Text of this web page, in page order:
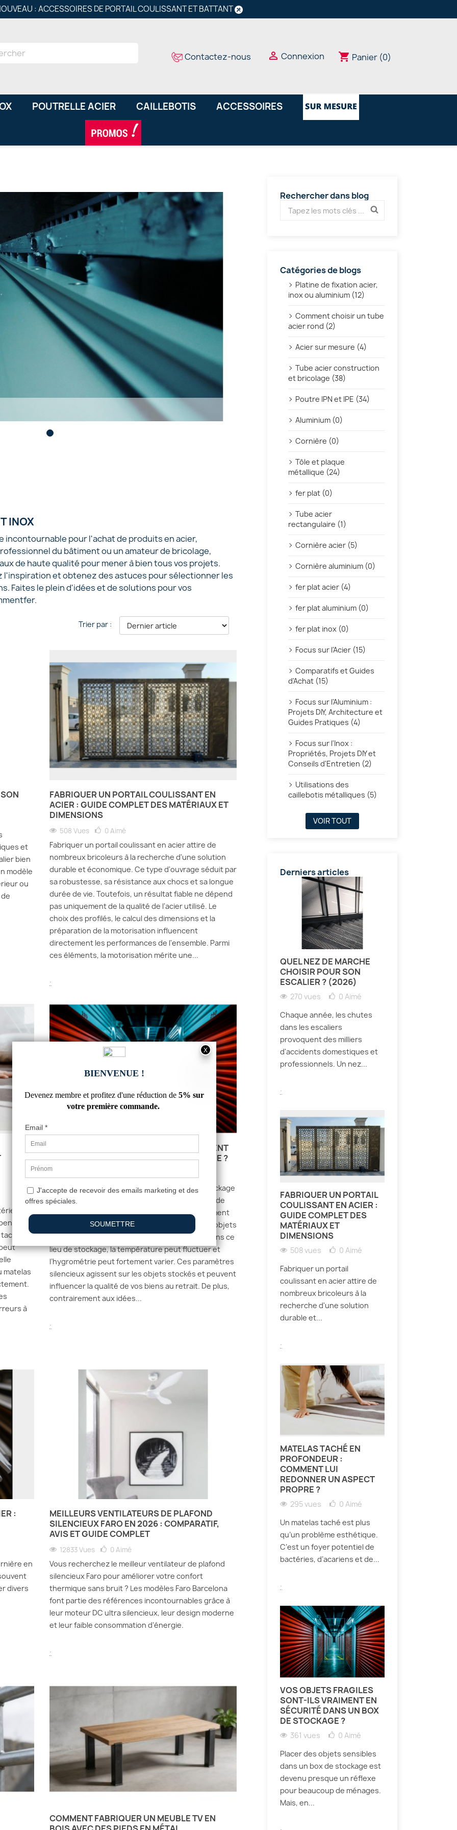
: ACCESSOIRES DE PORTAIL COULISSANT ET BATTANT
Contactez-nous  Connexion shopping_cart Panier (0)
POUTRELLE ACIER CAILLEBOTIS ACCESSOIRES
INOX
incontournable pour l'achat de produits en acier,
du bâtiment ou un amateur de bricolage,
de haute qualité pour mener à bien tous vos projets.
et obtenez des astuces pour sélectionner les
Faites le plein d'idées et de solutions pour vos
Trier par :
et
bien
modèle
ou
FABRIQUER UN PORTAIL COULISSANT EN
ACIER : GUIDE COMPLET DES MATÉRIAUX ET
DIMENSIONS
508 Vues 0 Aimé
Fabriquer un portail coulissant en acier attire de
nombreux bricoleurs à la recherche d'une solution
durable et économique. Ce type d'ouvrage séduit par
sa robustesse, sa résistance aux chocs et sa longue
durée de vie. Toutefois, un résultat fiable ne dépend
pas uniquement de la qualité de l'acier utilisé. Le
choix des profilés, le calcul des dimensions et la
préparation de la motorisation influencent
directement les performances de l'ensemble. Parmi
ces éléments, la motorisation mérite une...
matelas
à
VOS OBJETS FRAGILES SONT-ILS VRAIMENT
EN SÉCURITÉ DANS UN BOX DE STOCKAGE ?
Placer des objets sensibles dans un box de stockage
est devenu presque un réflexe pour beaucoup de
ménages. Mais, en réalité, il ne s’agit pas seulement
d’un simple choix logistique. Vous exposez vos objets
dans un environnement physique complexe. Dans ce
lieu de stockage, la température peut fluctuer et
l’hygrométrie peut fortement varier. Ces paramètres
silencieux agissent sur les objets stockés et peuvent
influencer la qualité de vos biens au retrait. De plus,
contrairement aux idées...
.
:
en
divers
MEILLEURS VENTILATEURS DE PLAFOND
SILENCIEUX FARO EN 2026 : COMPARATIF,
AVIS ET GUIDE COMPLET
12833 Vues 0 Aimé
Vous recherchez le meilleur ventilateur de plafond
silencieux Faro pour améliorer votre confort
thermique sans bruit ? Les modèles Faro Barcelona
font partie des références incontournables grâce à
leur moteur DC ultra silencieux, leur design moderne
et leur faible consommation d’énergie.
.
COMMENT FABRIQUER UN MEUBLE TV EN
Rechercher dans blog
Catégories de blogs
Platine de fixation acier,
inox ou aluminium (12)
Comment choisir un tube
acier rond (2)
Acier sur mesure (4)
Tube acier construction
et bricolage (38)
Poutre IPN et IPE (34)
Aluminium (0)
Cornière (0)
Tôle et plaque
métallique (24)
fer plat (0)
Tube acier
rectangulaire (1)
Cornière acier (5)
Cornière aluminium (0)
fer plat acier (4)
fer plat aluminium (0)
fer plat inox (0)
Focus sur l'Acier (15)
Comparatifs et Guides
d'Achat (15)
Focus sur l'Aluminium :
Projets DIY, Architecture et
Guides Pratiques (4)
Focus sur l'Inox :
Propriétés, Projets DIY et
Conseils d'Entretien (2)
Utilisations des
caillebotis métalliques (5)
VOIR TOUT
Derniers articles
QUEL NEZ DE MARCHE
CHOISIR POUR SON
ESCALIER ? (2026)
270 vues 0 Aimé
Chaque année, les chutes
dans les escaliers
provoquent des milliers
d'accidents domestiques et
professionnels. Un nez...
.
FABRIQUER UN PORTAIL
COULISSANT EN ACIER :
GUIDE COMPLET DES
MATÉRIAUX ET
DIMENSIONS
508 vues 0 Aimé
Fabriquer un portail
coulissant en acier attire de
nombreux bricoleurs à la
recherche d'une solution
durable et...
.
MATELAS TACHÉ EN
PROFONDEUR :
COMMENT LUI
REDONNER UN ASPECT
PROPRE ?
295 vues 0 Aimé
Un matelas taché est plus
qu’un problème esthétique.
C’est un foyer potentiel de
bactéries, d’acariens et de...
VOS OBJETS FRAGILES
SONT-ILS VRAIMENT EN
SÉCURITÉ DANS UN BOX
DE STOCKAGE ?
361 vues 0 Aimé
Placer des objets sensibles
dans un box de stockage est
devenu presque un réflexe
pour beaucoup de ménages.
Mais, en...